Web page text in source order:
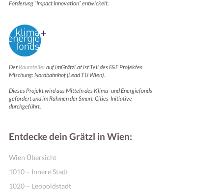
Förderung “Impact Innovation” entwickelt.
DerRaumteilerauf imGrätzl.at ist Teil des F&E Projektes
Mischung: Nordbahnhof (Lead TU Wien).
Dieses Projekt wird aus Mitteln des Klima- und Energiefonds
gefördert und im Rahmen der Smart-Cities-Initiative
durchgeführt.
Entdecke dein Grätzl in Wien:
Wien Übersicht
1010 – Innere Stadt
1020 – Leopoldstadt